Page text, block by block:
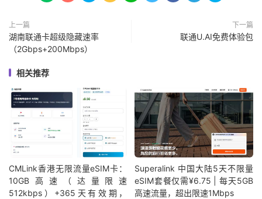
上一篇
湖南联通卡超级隐藏速率
（2Gbps+200Mbps）
下一篇
联通U.AI免费体验包
相关推荐
CMLink香港无限流量eSIM卡：
10GB高速（达量限速
512kbps）+365天有效期，
Superalink 中国大陆5天不限量
eSIM套餐仅需¥6.75 | 每天5GB
高速流量，超出限速1Mbps